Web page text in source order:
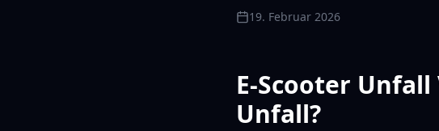
19. Februar 2026
E-Scooter
Unfall?